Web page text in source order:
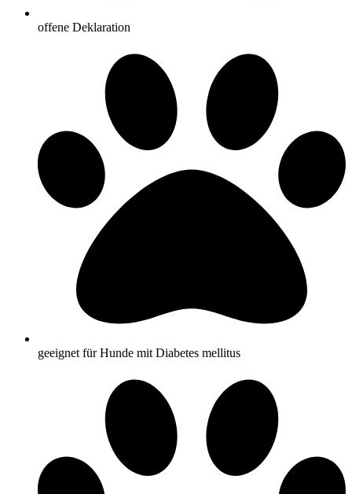
offene Deklaration
geeignet für Hunde mit Diabetes mellitus